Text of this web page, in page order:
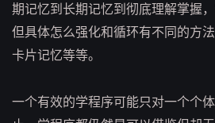
期记忆到长期记忆到彻底理解掌握
但具体怎么强化和循环有不同的方
卡片记忆等等。
一个有效的学程序可能只对一个个